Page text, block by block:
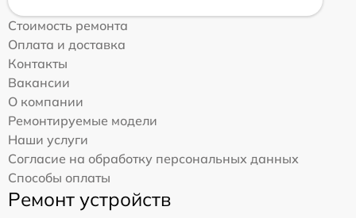
Стоимость ремонта
Оплата и доставка
Контакты
Вакансии
О компании
Ремонтируемые модели
Наши услуги
Согласие на обработку персональных данных
Способы оплаты
Ремонт устройств